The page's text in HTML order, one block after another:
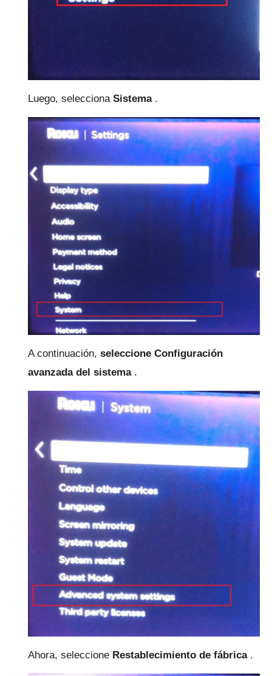
Luego, selecciona Sistema.
A continuación, seleccione Configuración
avanzada del sistema.
Ahora, seleccione Restablecimiento de fábrica.